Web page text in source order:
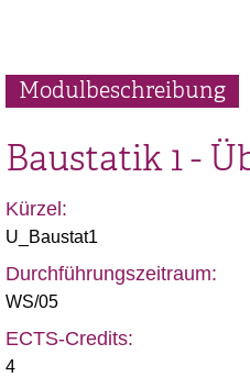
Modulbeschreibung
Baustatik 1 -
Kürzel:
U_Baustat1
Durchführungszeitraum:
WS/05
ECTS-Credits:
4